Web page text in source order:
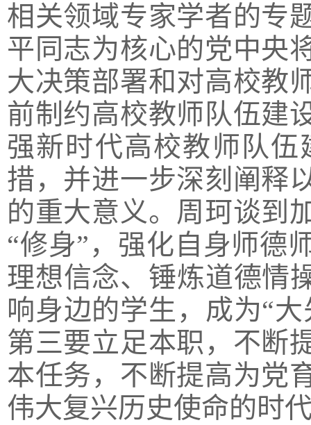
相关领域专家学者的专
平同志为核心的党中央
大决策部署和对高校教
前制约高校教师队伍建
强新时代高校教师队
措，并进一步深刻阐释
的重大意义。周珂谈到
“修身”，强化自身师德
理想信念、锤炼道德情
响身边的学生，成为“
第三要立足本职，不断
本任务，不断提高为党
伟大复兴历史使命的时